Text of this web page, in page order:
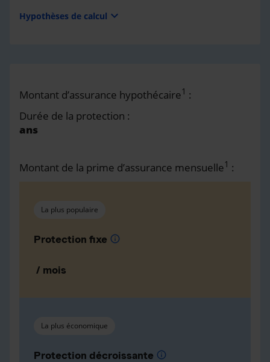
Hypothèses de calcul expand_more
Montant d’assurance hypothécaire1 :
Durée de la protection :
ans
Montant de la prime d’assurance mensuelle1 :
La plus populaire
Protection fixe info
/ mois
La plus économique
Protection décroissante info